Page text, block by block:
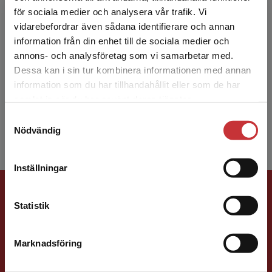
för sociala medier och analysera vår trafik. Vi
vidarebefordrar även sådana identifierare och annan
information från din enhet till de sociala medier och
annons- och analysföretag som vi samarbetar med.
Dessa kan i sin tur kombinera informationen med annan
information som du har tillhandahållit eller som de har
Nödvändig
Inställningar
Statistik
Marknadsföring
Begränsad fraktregion
Det verkar som att du besöker
studentlitteratur.se via en enhet utanför Sverige.
Vi erbjuder inte leveranser utanför Sverige. För
att kunna slutföra ett köp måste
Eva Hedencrona
Eva Hedencrona är känd bl.a. för läromedlen
Progress Gold, Magic! samt Kontext och har